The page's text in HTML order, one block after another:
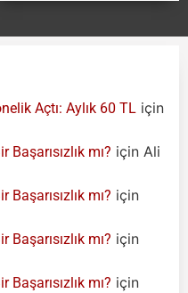
Açtı: Aylık 60 TL için
Başarısızlık mı? için Ali
Başarısızlık mı? için
Başarısızlık mı? için
Başarısızlık mı? için